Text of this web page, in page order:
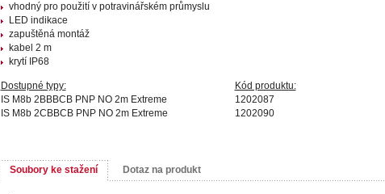
vhodný pro použití v potravinářském průmyslu
LED indikace
zapuštěná montáž
kabel 2 m
krytí IP68
Dostupné typy:
Kód produktu:
IS M8b 2BBBCB PNP NO 2m Extreme
1202087
IS M8b 2CBBCB PNP NO 2m Extreme
1202090
Soubory ke stažení Dotaz na produkt